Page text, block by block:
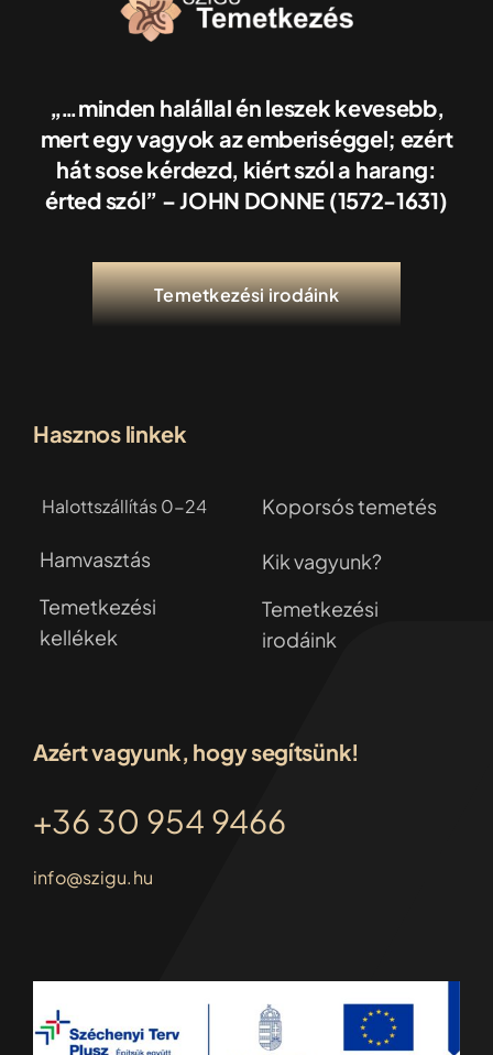
„…minden halállal én leszek kevesebb,
mert egy vagyok az emberiséggel; ezért
hát sose kérdezd, kiért szól a harang:
érted szól” – JOHN DONNE (1572-1631)
Temetkezési irodáink
Hasznos linkek
Halottszállítás 0-24
Hamvasztás
Temetkezési
kellékek
Koporsós temetés
Kik vagyunk?
Temetkezési
irodáink
Azért vagyunk, hogy segítsünk!
+36 30 954 9466
info@szigu.hu